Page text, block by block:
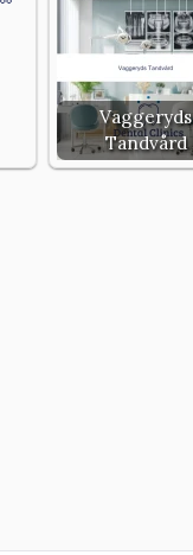
Vaggeryds
Tandvård